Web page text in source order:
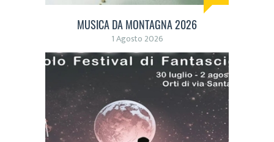
MUSICA DA MONTAGNA 2026
1 Agosto 2026